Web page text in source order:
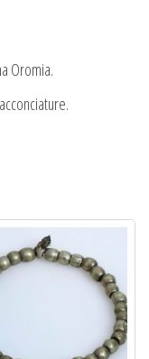
Oromia.